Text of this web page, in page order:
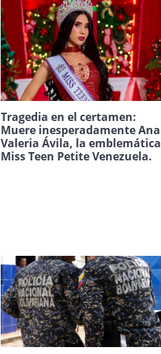
Tragedia en el certamen:
Muere inesperadamente Ana
Valeria Ávila, la emblemática
Miss Teen Petite Venezuela.